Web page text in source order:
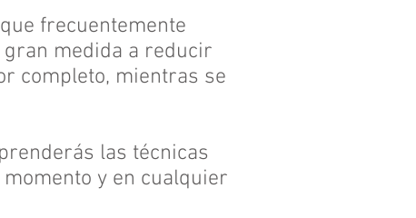
frecuentemente
medida a reducir
completo, mientras se
las técnicas
y en cualquier